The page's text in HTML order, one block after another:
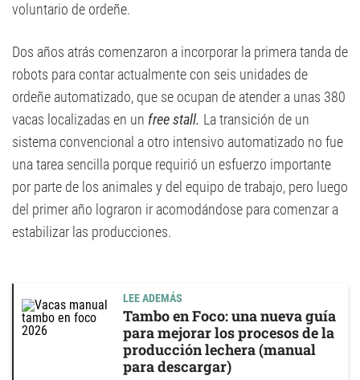
voluntario de ordeñe.
Dos años atrás comenzaron a incorporar la primera tanda de
robots para contar actualmente con seis unidades de
ordeñe automatizado, que se ocupan de atender a unas 380
vacas localizadas en un free stall. La transición de un
sistema convencional a otro intensivo automatizado no fue
una tarea sencilla porque requirió un esfuerzo importante
por parte de los animales y del equipo de trabajo, pero luego
del primer año lograron ir acomodándose para comenzar a
estabilizar las producciones.
LEE ADEMÁS
Tambo en Foco: una nueva guía
para mejorar los procesos de la
producción lechera (manual
para descargar)